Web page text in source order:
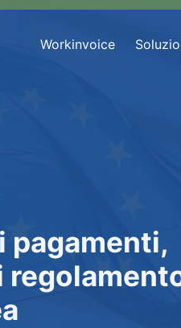
Workinvoice
pagamenti,